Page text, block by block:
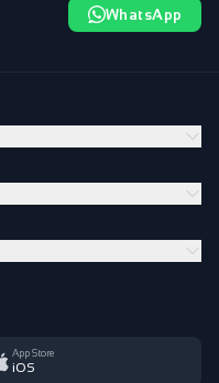
WhatsApp
App Store
iOS